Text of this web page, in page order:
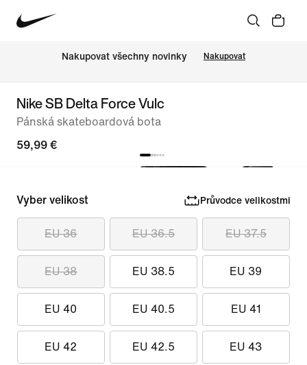
Nakupovat všechny novinky Nakupovat
Nike SB Delta Force Vulc
Pánská skateboardová bota
59,99 €
Vyber velikost Průvodce velikostmi
EU 36 EU 36.5 EU 37.5
EU 38 EU 38.5 EU 39
EU 40 EU 40.5 EU 41
EU 42 EU 42.5 EU 43